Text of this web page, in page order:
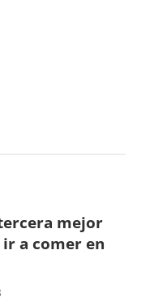
mejor
a comer en